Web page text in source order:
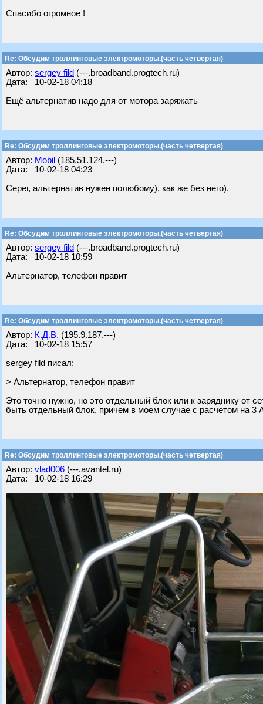
Спасибо огромное !
Re: Обсудим троллинговые электромоторы.(часть четвертая)
Автор: sergey fild (---.broadband.progtech.ru)
Дата: 10-02-18 04:18
Ещё альтернатив надо для от мотора заряжать
Re: Обсудим троллинговые электромоторы.(часть четвертая)
Автор: Mobil (185.51.124.---)
Дата: 10-02-18 04:23
Серег, альтернатив нужен полюбому), как же без него).
Re: Обсудим троллинговые электромоторы.(часть четвертая)
Автор: sergey fild (---.broadband.progtech.ru)
Дата: 10-02-18 10:59
Альтернатор, телефон правит
Re: Обсудим троллинговые электромоторы.(часть четвертая)
Автор: К.Д.В. (195.9.187.---)
Дата: 10-02-18 15:57
sergey fild писал:
> Альтернатор, телефон правит
Это точно нужно, но это отдельный блок или к заряднику от
быть отдельный блок, причем в моем случае с расчетом на 3
Re: Обсудим троллинговые электромоторы.(часть четвертая)
Автор: vlad006 (---.avantel.ru)
Дата: 10-02-18 16:29